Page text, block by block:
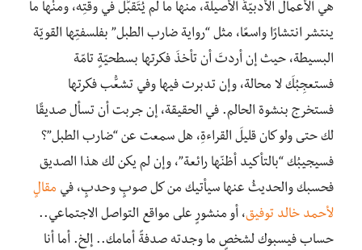
هي الأعمالُ الأدبيّةُ الأصيلة، منها ما لم يُتَقبَّل في وقتِه، ومنْها ما
ينتشر انتشارًا واسعًا، مثل “رواية ضارب الطبل” بفلسفتِها القويّة
البسيطة، حيث إن أردتَ أن تأخذَ فكرتها بسطحيّةٍ تامّة
فستعجِبُكَ لا محالة، وإن تدبرت فيها وفي تشعُّب فكرتها
فستخرج بنشوة الحالم. في الحقيقة، إن جربت أن تسأل صديقًا
لك حتى ولو كان قليلَ القراءةِ، هل سمعت عن “ضارب الطبل”؟
فسيجيبُك “بالتأكيد أظنّها رائعة”، وإن لم يكن لك هذا الصديق
فحسبك والحديثُ عنها سيأتيك من كل صوبٍ وحدبٍ، في مقالٍ
لأحمد خالد توفيق، أو منشورٍ على مواقع التواصل الاجتماعي..
حساب فيسبوك لشخصٍ ما وجدته صدفةً أمامك.. إلخ. أما أنا